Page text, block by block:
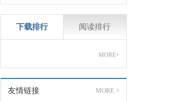
下载排行 阅读排行
MORE+
友情链接 MORE >